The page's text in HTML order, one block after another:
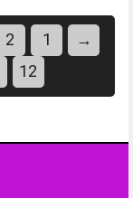
→
1
2
12